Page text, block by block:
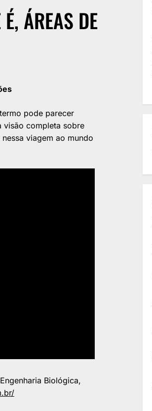
ÁREAS DE
pode parecer
visão completa sobre
viagem ao mundo
Biológica,